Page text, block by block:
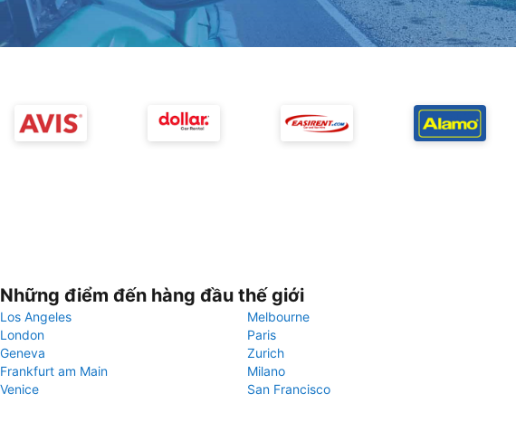
Những điểm đến hàng đầu thế giới
Los Angeles
Melbourne
London
Paris
Geneva
Zurich
Frankfurt am Main
Milano
Venice
San Francisco